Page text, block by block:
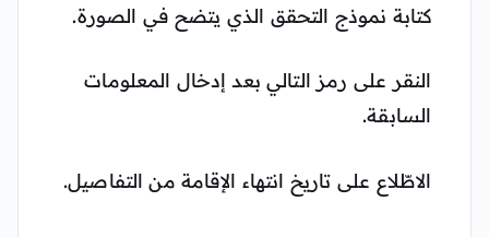
كتابة نموذج التحقق الذي يتضح في الصورة.
النقر على رمز التالي بعد إدخال المعلومات
السابقة.
الاطّلاع على تاريخ انتهاء الإقامة من التفاصيل.